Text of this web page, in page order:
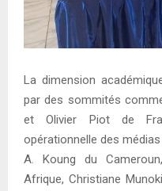
La dimension
par des sommités
et Olivier Piot de
opérationnelle des
A. Koung du
Afrique, Christiane